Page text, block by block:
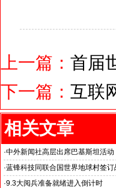
上一篇： 首届
下一篇： 互联
相关文章
·中外新闻社高层出席巴基斯坦活动
中巴商务洽谈会获得成功
·蓝锋科技同联合国世界地球村签订
·9.3大阅兵准备就绪进入倒计时